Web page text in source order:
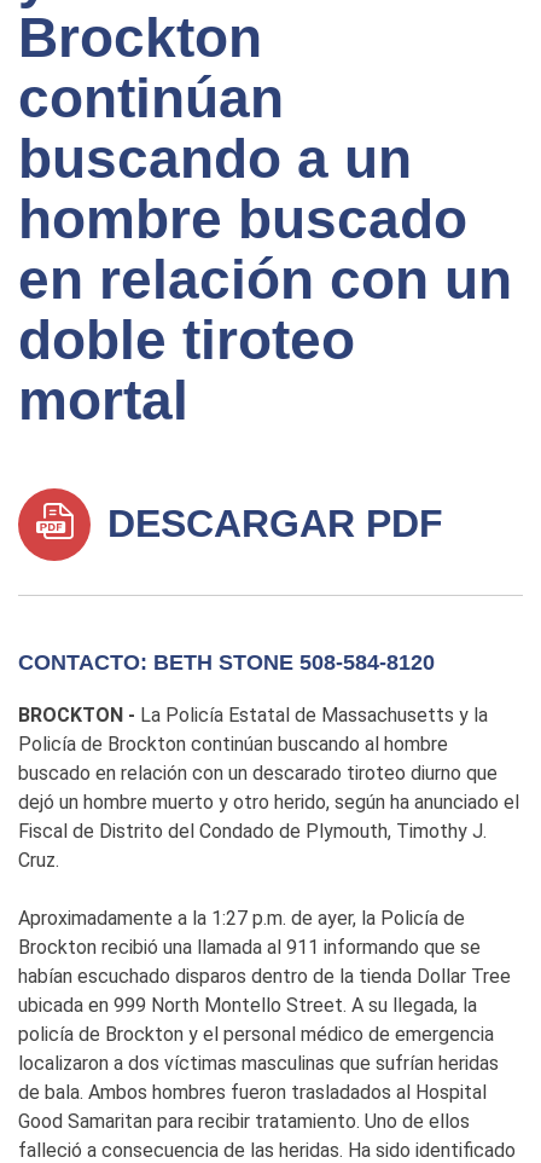
Brockton
continúan
buscando a un
hombre buscado
en relación con un
doble tiroteo
mortal
DESCARGAR PDF
CONTACTO: BETH STONE 508-584-8120
BROCKTON - La Policía Estatal de Massachusetts y la
Policía de Brockton continúan buscando al hombre
buscado en relación con un descarado tiroteo diurno que
dejó un hombre muerto y otro herido, según ha anunciado el
Fiscal de Distrito del Condado de Plymouth, Timothy J.
Cruz.
Aproximadamente a la 1:27 p.m. de ayer, la Policía de
Brockton recibió una llamada al 911 informando que se
habían escuchado disparos dentro de la tienda Dollar Tree
ubicada en 999 North Montello Street. A su llegada, la
policía de Brockton y el personal médico de emergencia
localizaron a dos víctimas masculinas que sufrían heridas
de bala. Ambos hombres fueron trasladados al Hospital
Good Samaritan para recibir tratamiento. Uno de ellos
falleció a consecuencia de las heridas. Ha sido identificado